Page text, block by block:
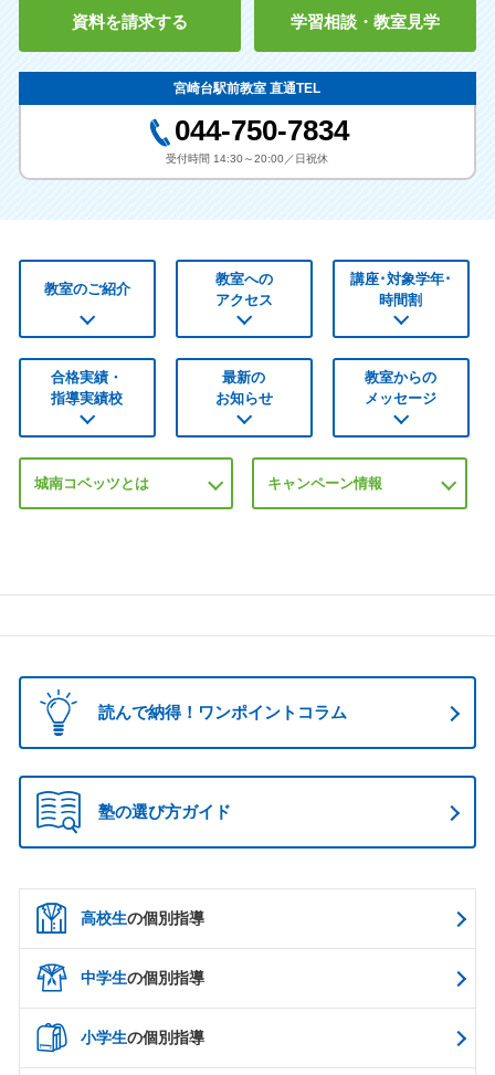
桐蔭横浜大 法 法律
桐蔭横浜大 スポーツ健康
都留文科大 教養 学校教育
神奈川工科大 情報 情報工
東京工芸大 工 メディア画
立命館大 総合心理
駒沢女子大 人間健康 栄養
昭和女子大 人間文化 歴史
高千穂大 人間科学 児童
相模女子大 栄養科学
相模女子大 学芸 メディア
横浜薬大 薬学
聖心女子大 文
＊各大学に複数の合格者がい
る場合でも１表記としていま
資料を請求する 学習相談・教室見学
宮崎台駅前教室 直通TEL
044-750-7834
受付時間 14:30～20:00／日祝休
教室のご紹介
教室への
アクセス
講座･対象学年･
時間割
合格実績・
指導実績校
最新の
お知らせ
教室からの
メッセージ
城南コベッツとは キャンペーン情報
読んで納得！ワンポイントコラム
塾の選び方ガイド
高校生の個別指導
中学生の個別指導
小学生の個別指導